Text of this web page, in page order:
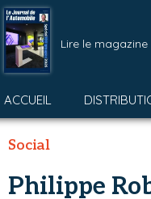
Lire le magazine
ACCUEIL
Social
Philippe